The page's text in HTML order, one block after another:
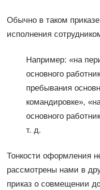
Обычно в таком
исполнения
Например: «на
основного
пребывания
командировке»,
основного
т. д.
Тонкости оформления
рассмотрены нами в
приказ о совмещении